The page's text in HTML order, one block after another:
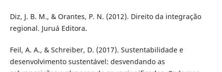
Diz, J. B. M., & Orantes, P. N. (2012). Direito da integração
regional. Juruá Editora.
Feil, A. A., & Schreiber, D. (2017). Sustentabilidade e
desenvolvimento sustentável: desvendando as